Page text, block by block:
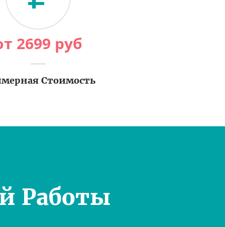
2699 руб
Стоимость
Работы